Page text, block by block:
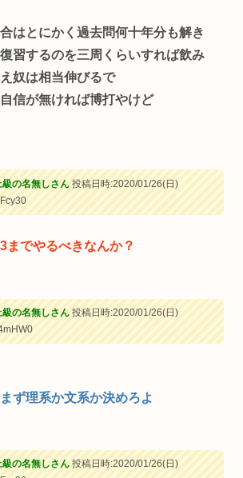
はとにかく過去問何十年分も解き
習するのを三周くらいすれば飲み
奴は相当伸びるで
信が無ければ博打やけど
の名無しさん投稿日時:2020/01/26(日)
までやるべきなんか？
の名無しさん投稿日時:2020/01/26(日)
ず理系か文系か決めろよ
の名無しさん投稿日時:2020/01/26(日)